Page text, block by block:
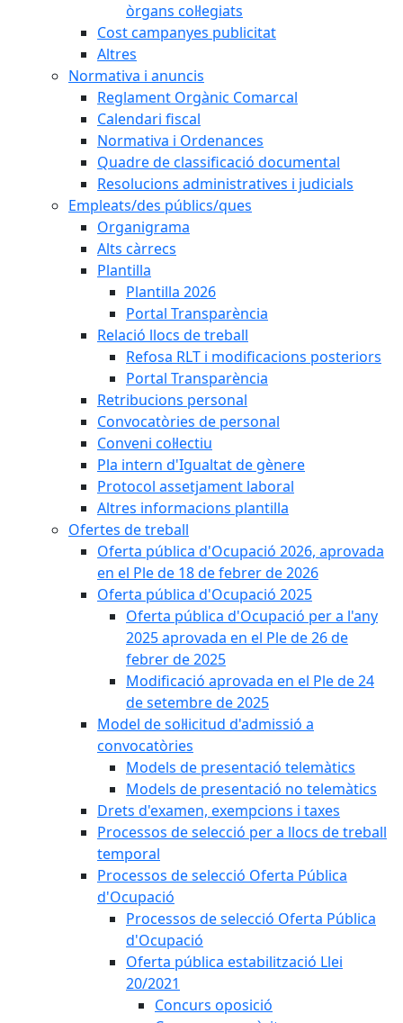
òrgans col·legiats
Cost campanyes publicitat
Altres
Normativa i anuncis
Reglament Orgànic Comarcal
Calendari fiscal
Normativa i Ordenances
Quadre de classificació documental
Resolucions administratives i judicials
Empleats/des públics/ques
Organigrama
Alts càrrecs
Plantilla
Plantilla 2026
Portal Transparència
Relació llocs de treball
Refosa RLT i modificacions posteriors
Portal Transparència
Retribucions personal
Convocatòries de personal
Conveni col·lectiu
Pla intern d'Igualtat de gènere
Protocol assetjament laboral
Altres informacions plantilla
Ofertes de treball
Oferta pública d'Ocupació 2026, aprovada
en el Ple de 18 de febrer de 2026
Oferta pública d'Ocupació 2025
Oferta pública d'Ocupació per a l'any
2025 aprovada en el Ple de 26 de
febrer de 2025
Modificació aprovada en el Ple de 24
de setembre de 2025
Model de sol·licitud d'admissió a
convocatòries
Models de presentació telemàtics
Models de presentació no telemàtics
Drets d'examen, exempcions i taxes
Processos de selecció per a llocs de treball
temporal
Processos de selecció Oferta Pública
d'Ocupació
Processos de selecció Oferta Pública
d'Ocupació
Oferta pública estabilització Llei
20/2021
Concurs oposició